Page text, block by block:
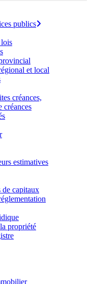
publics
et local
créances,
créances
estimatives
de capitaux
propriété